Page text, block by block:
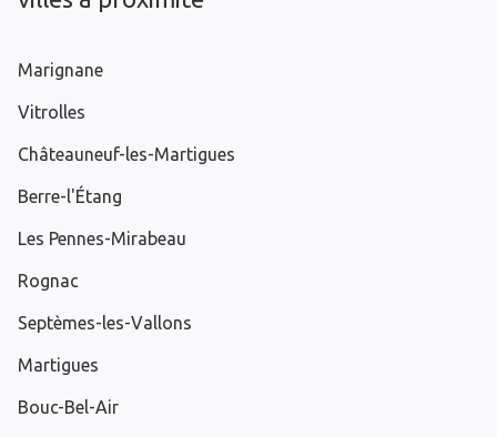
Marignane
Vitrolles
Châteauneuf-les-Martigues
Berre-l'Étang
Les Pennes-Mirabeau
Rognac
Septèmes-les-Vallons
Martigues
Bouc-Bel-Air